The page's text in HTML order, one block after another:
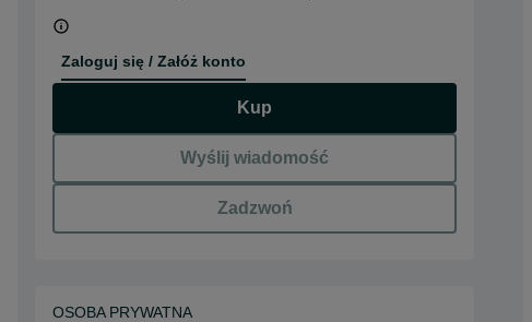
Zaloguj się / Załóż konto
Kup
Wyślij wiadomość
Zadzwoń
OSOBA PRYWATNA